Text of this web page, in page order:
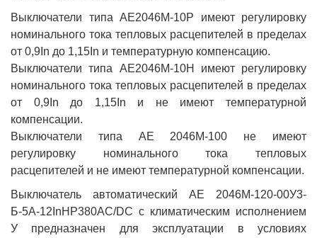
Выключатели типа АЕ2046М-10Р имеют регулировку
номинального тока тепловых расцепителей в пределах
от 0,9In до 1,15In и температурную компенсацию.
Выключатели типа АЕ2046М-10Н имеют регулировку
номинального тока тепловых расцепителей в пределах
от 0,9In до 1,15In и не имеют температурной
компенсации.
Выключатели типа АЕ 2046М-100 не имеют
регулировку номинального тока тепловых
расцепителей и не имеют температурной компенсации.
Выключатель автоматический АЕ 2046М-120-00У3-
Б-5А-12InНР380AC/DC с климатическим исполнением
У предназначен для эксплуатации в условиях